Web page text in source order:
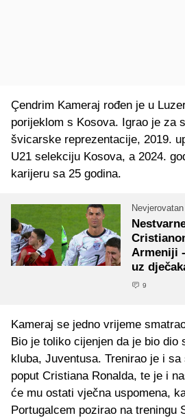
Çendrim Kameraj rođen je u
porijeklom s Kosova. Igrao je za
švicarske reprezentacije, 2019.
U21 selekciju Kosova, a 2024.
karijeru sa 25 godina.
Armeniji
uz
9
Kameraj se jedno vrijeme
Bio je toliko cijenjen da je bio dio
kluba, Juventusa. Trenirao je i
poput Cristiana Ronalda, te je i
će mu ostati vječna uspomena,
Portugalcem pozirao na treningu